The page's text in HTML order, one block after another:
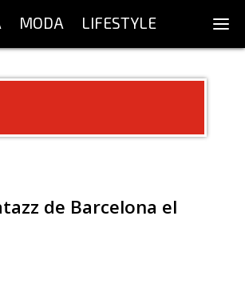
MODA LIFESTYLE
de Barcelona el